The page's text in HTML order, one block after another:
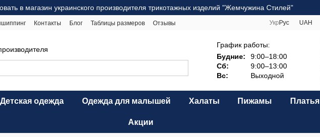
в магазин украинского производителя трикотажных изделий "Жемчужина Стилей"
Контакты Блог Таблицы размеров
Отзывы
Укр Рус UAH
График работы:
Будние:
9:00–18:00
Сб:
9:00–13:00
Вс:
Выходной
Детская одежда Одежда для малышей Халаты Пижамы Платья
Акции